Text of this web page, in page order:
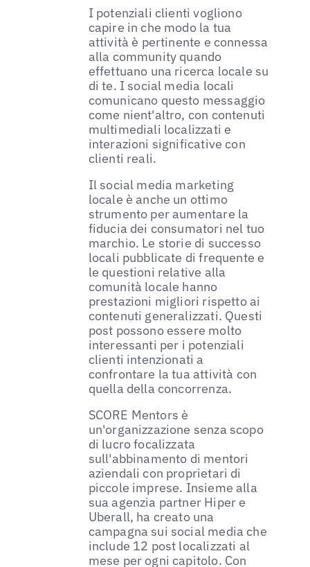
I potenziali clienti vogliono
capire in che modo la tua
attività è pertinente e connessa
alla community quando
effettuano una ricerca locale su
di te. I social media locali
comunicano questo messaggio
come nient'altro, con contenuti
multimediali localizzati e
interazioni significative con
clienti reali.
Il social media marketing
locale è anche un ottimo
strumento per aumentare la
fiducia dei consumatori nel tuo
marchio. Le storie di successo
locali pubblicate di frequente e
le questioni relative alla
comunità locale hanno
prestazioni migliori rispetto ai
contenuti generalizzati. Questi
post possono essere molto
interessanti per i potenziali
clienti intenzionati a
confrontare la tua attività con
quella della concorrenza.
SCORE Mentors è
un'organizzazione senza scopo
di lucro focalizzata
sull'abbinamento di mentori
aziendali con proprietari di
piccole imprese. Insieme alla
sua agenzia partner Hiper e
Uberall, ha creato una
campagna sui social media che
include 12 post localizzati al
mese per ogni capitolo. Con